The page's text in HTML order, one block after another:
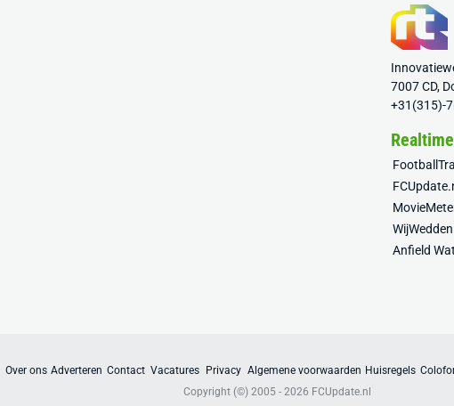
7007 CD,
+31(315)-
Anfield
Over ons Adverteren Contact Vacatures Privacy Algemene voorwaarden Huisregels
Copyright (©) 2005 - 2026 FCUpdate.nl